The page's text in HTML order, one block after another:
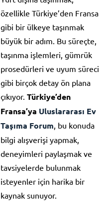
özellikle Türkiye’den Fransa
gibi bir ülkeye taşınmak
büyük bir adım. Bu süreçte,
taşınma işlemleri, gümrük
prosedürleri ve uyum süreci
gibi birçok detay ön plana
çıkıyor. Türkiye’den
Fransa’ya Uluslararası Ev
Taşıma Forum , bu konuda
bilgi alışverişi yapmak,
deneyimleri paylaşmak ve
tavsiyelerde bulunmak
isteyenler için harika bir
kaynak sunuyor.